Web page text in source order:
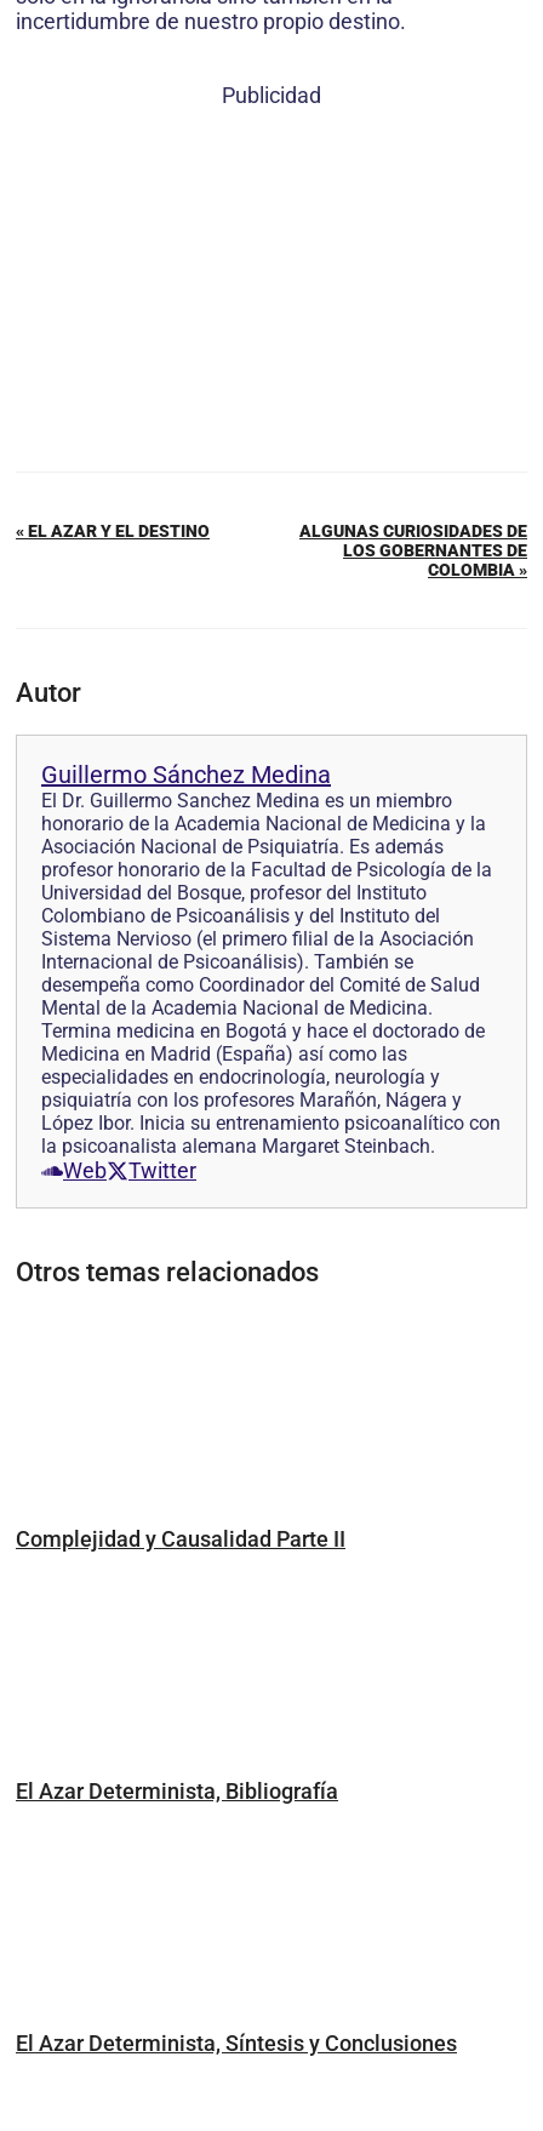
incertidumbre de nuestro propio destino.
Publicidad
« EL AZAR Y EL DESTINO
ALGUNAS CURIOSIDADES DE
LOS GOBERNANTES DE
COLOMBIA »
Autor
Guillermo Sánchez Medina
El Dr. Guillermo Sanchez Medina es un miembro
honorario de la Academia Nacional de Medicina y la
Asociación Nacional de Psiquiatría. Es además
profesor honorario de la Facultad de Psicología de la
Universidad del Bosque, profesor del Instituto
Colombiano de Psicoanálisis y del Instituto del
Sistema Nervioso (el primero filial de la Asociación
Internacional de Psicoanálisis). También se
desempeña como Coordinador del Comité de Salud
Mental de la Academia Nacional de Medicina.
Termina medicina en Bogotá y hace el doctorado de
Medicina en Madrid (España) así como las
especialidades en endocrinología, neurología y
psiquiatría con los profesores Marañón, Nágera y
López Ibor. Inicia su entrenamiento psicoanalítico con
la psicoanalista alemana Margaret Steinbach.
Web Twitter
Otros temas relacionados
Complejidad y Causalidad Parte II
El Azar Determinista, Bibliografía
El Azar Determinista, Síntesis y Conclusiones